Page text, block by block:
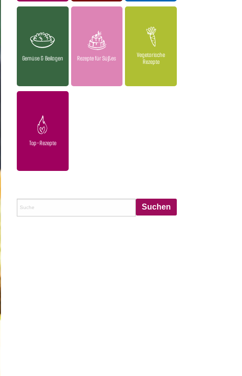
Gemüse & Beilagen Rezepte für Süßes
Vegetarische
Rezepte
Top-Rezepte